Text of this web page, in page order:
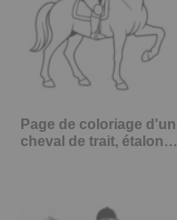
Page de coloriage d'un
cheval de trait, étalon…